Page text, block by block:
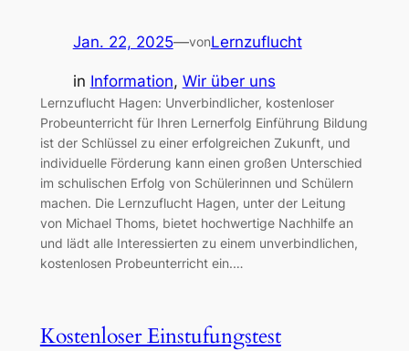
Jan. 22, 2025—vonLernzuflucht
in Information, Wir über uns
Lernzuflucht Hagen: Unverbindlicher, kostenloser
Probeunterricht für Ihren Lernerfolg Einführung Bildung
ist der Schlüssel zu einer erfolgreichen Zukunft, und
individuelle Förderung kann einen großen Unterschied
im schulischen Erfolg von Schülerinnen und Schülern
machen. Die Lernzuflucht Hagen, unter der Leitung
von Michael Thoms, bietet hochwertige Nachhilfe an
und lädt alle Interessierten zu einem unverbindlichen,
kostenlosen Probeunterricht ein.…
Kostenloser Einstufungstest